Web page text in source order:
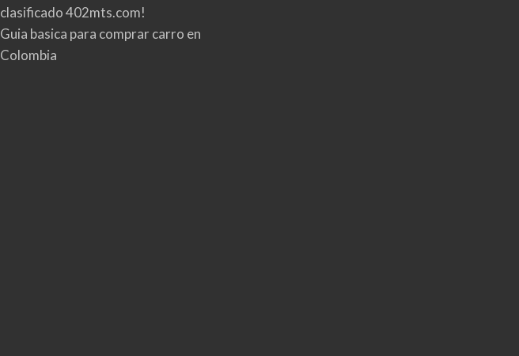
clasificado 402mts.com!
Guia basica para comprar carro en
Colombia